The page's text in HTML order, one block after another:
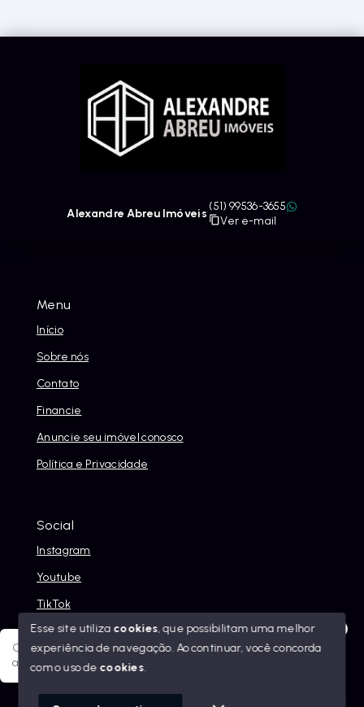
Olá! Sua jornada ao novo imóvel começa aqui. Como posso
ajudar?
Menu
Início
Sobre nós
Contato
Financie
Anuncie seu imóvel conosco
Política e Privacidade
Social
Instagram
Youtube
TikTok
© Copyright 2026 - Alexandre Abreu Imóveis - Todos os
Alexandre Abreu Imóveis
(51) 99536-3655
Ver e-mail
Esse site utiliza cookies, que possibilitam uma melhor
experiência de navegação.Ao continuar, você concorda
com o uso de cookies.